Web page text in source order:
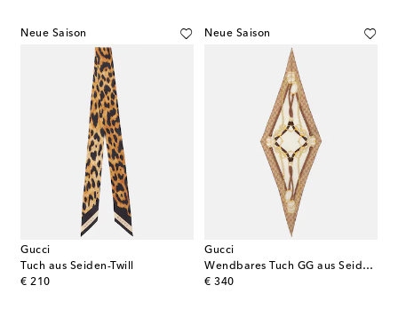
Neue Saison
Gucci
Tuch aus Seiden-Twill
€ 210
original price
Neue Saison
Gucci
Wendbares Tuch GG aus Seiden-Twill
€ 340
original price